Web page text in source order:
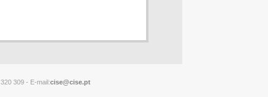
309 - E-mail:cise@cise.pt